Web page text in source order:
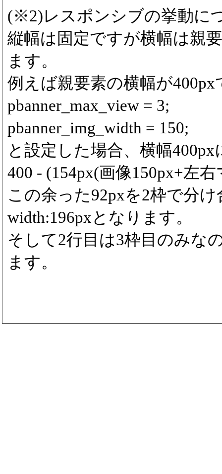
(※2)レスポンシブの挙動に
縦幅は固定ですが横幅は親
ます。
例えば親要素の横幅が
pbanner_max_view = 3;
pbanner_img_width = 150;
と設定した場合、横幅
400 - (154px(画像150px+左
この余った92pxを2枠で分
width:196pxとなります。
そして2行目は3枠目のみな
ます。